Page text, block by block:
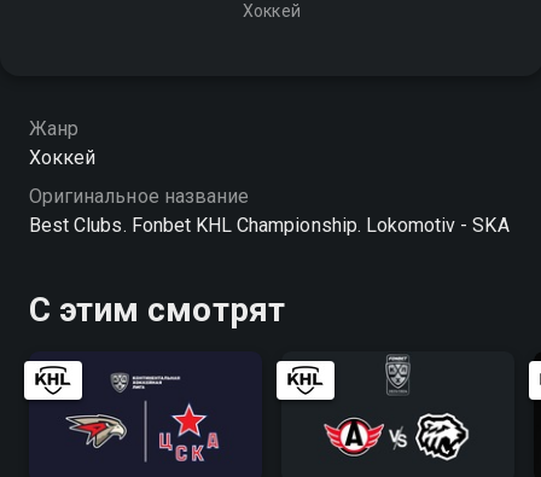
Хоккей
Жанр
Хоккей
Оригинальное название
Best Clubs. Fonbet KHL Championship. Lokomotiv - SKA
С этим смотрят